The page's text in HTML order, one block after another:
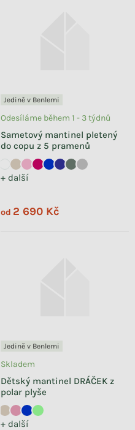
Jedině v Benlemi
Sametový mantinel pletený
do copu z 5 pramenů
+ další
Odesíláme během 1 - 3 týdnů
od 2 690 Kč
Jedině v Benlemi
Dětský mantinel DRÁČEK z
polar plyše
+ další
Skladem